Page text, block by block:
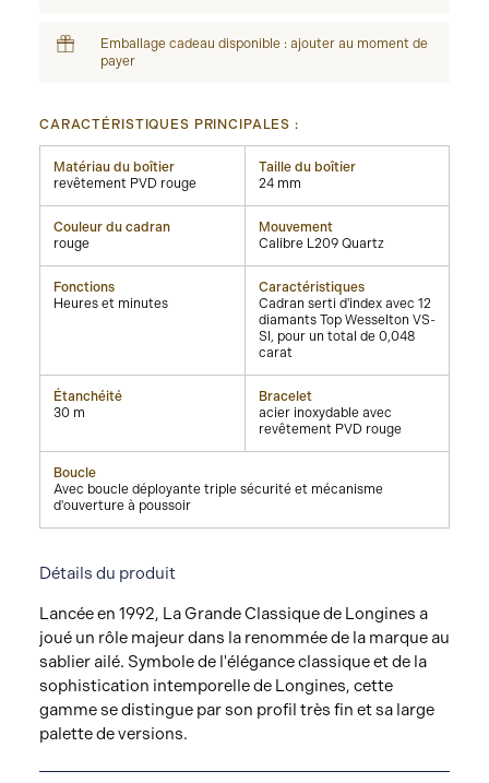
Emballage cadeau disponible : ajouter au moment de
payer
CARACTÉRISTIQUES PRINCIPALES :
Matériau du boîtier
revêtement PVD rouge
Taille du boîtier
24 mm
Couleur du cadran
rouge
Mouvement
Calibre L209 Quartz
Fonctions
Heures et minutes
Caractéristiques
Cadran serti d'index avec 12
diamants Top Wesselton VS-
SI, pour un total de 0,048
carat
Étanchéité
30 m
Bracelet
acier inoxydable avec
revêtement PVD rouge
Boucle
Avec boucle déployante triple sécurité et mécanisme
d'ouverture à poussoir
Détails du produit
Lancée en 1992, La Grande Classique de Longines a
joué un rôle majeur dans la renommée de la marque au
sablier ailé. Symbole de l'élégance classique et de la
sophistication intemporelle de Longines, cette
gamme se distingue par son profil très fin et sa large
palette de versions.